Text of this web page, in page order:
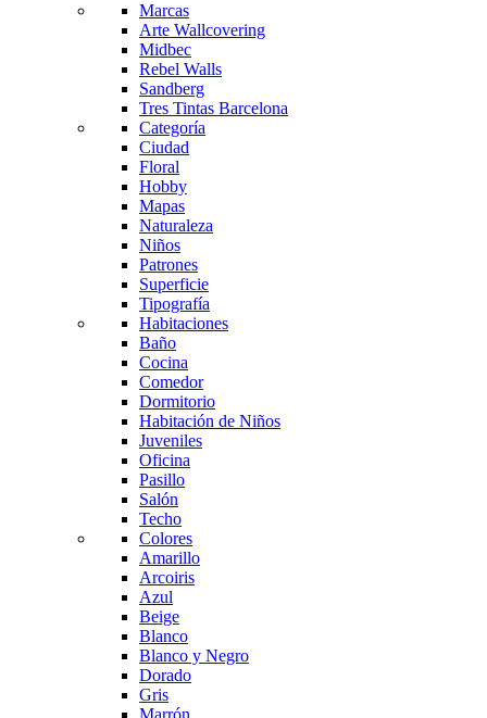
Marcas
Arte Wallcovering
Midbec
Rebel Walls
Sandberg
Tres Tintas Barcelona
Categoría
Ciudad
Floral
Hobby
Mapas
Naturaleza
Niños
Patrones
Superficie
Tipografía
Habitaciones
Baño
Cocina
Comedor
Dormitorio
Habitación de Niños
Juveniles
Oficina
Pasillo
Salón
Techo
Colores
Amarillo
Arcoiris
Azul
Beige
Blanco
Blanco y Negro
Dorado
Gris
Marrón